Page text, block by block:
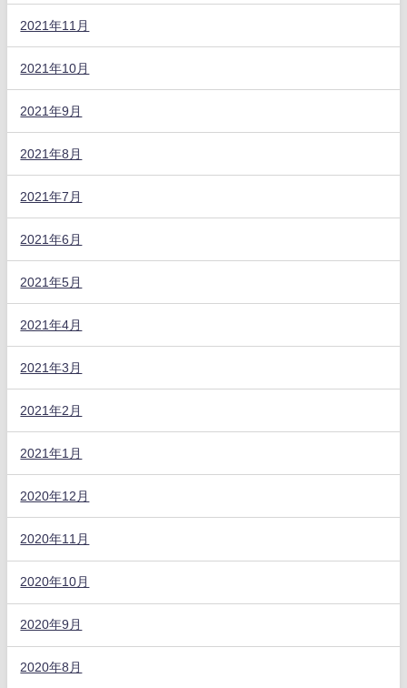
2021年11月
2021年10月
2021年9月
2021年8月
2021年7月
2021年6月
2021年5月
2021年4月
2021年3月
2021年2月
2021年1月
2020年12月
2020年11月
2020年10月
2020年9月
2020年8月